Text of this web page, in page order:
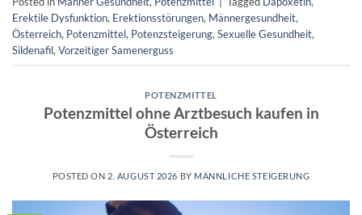
Erektile Dysfunktion, Erektionsstörungen, Männergesundheit,
Österreich, Potenzmittel, Potenzsteigerung, Sexuelle Gesundheit,
Sildenafil, Vorzeitiger Samenerguss
POTENZMITTEL
Potenzmittel ohne Arztbesuch kaufen in
Österreich
POSTED ON 2. AUGUST 2026 BY MÄNNLICHE STEIGERUNG